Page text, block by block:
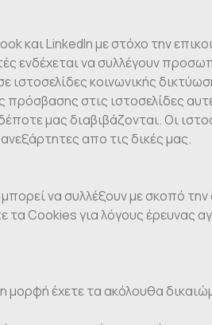
και LinkedIn με στόχο την
ενδέχεται να συλλέγουν
κοινωνικής
στις ιστοσελίδες
μας διαβιβάζονται. Οι
απο τις δικές μας.
να συλλέξουν με σκοπό
τα Cookies για λόγους έρευνας
μορφή έχετε τα ακόλουθα